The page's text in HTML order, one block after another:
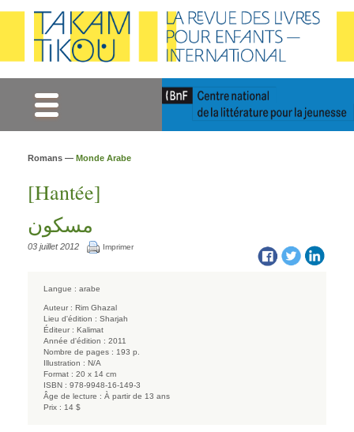
Romans — Monde Arabe
[Hantée]
مسكون
03 juillet 2012 Imprimer
Langue : arabe
Auteur : Rim Ghazal
Lieu d'édition : Sharjah
Éditeur : Kalimat
Année d'édition : 2011
Nombre de pages : 193 p.
Illustration : N/A
Format : 20 x 14 cm
ISBN : 978-9948-16-149-3
Âge de lecture : À partir de 13 ans
Prix : 14 $